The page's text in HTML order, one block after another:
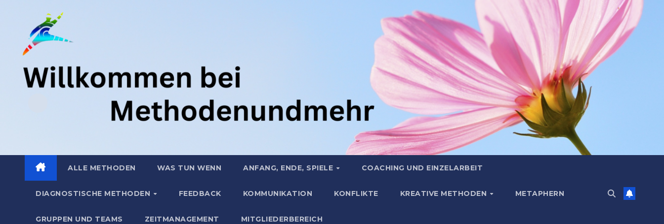
springen.
ALLE METHODEN WAS TUN WENN ANFANG, ENDE, SPIELE COACHING UND EINZELARBEIT
DIAGNOSTISCHE METHODEN FEEDBACK KOMMUNIKATION KONFLIKTE KREATIVE METHODEN METAPHERN
GRUPPEN UND TEAMS ZEITMANAGEMENT MITGLIEDERBEREICH